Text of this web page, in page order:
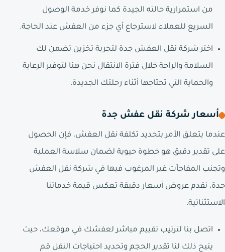
من استمرارية حالته الجيدة كما نوفر خدمة الوصول
السريع للعملاء لاسترجاع أي جزء من العفش عند الحاجة.
اختر شركة نقل العفش جدة لتجربة تخزين تضمن لك
السلامة والراحة خلال فترة الانتقال نحن هنا لتوفير الرعاية
والحماية التي تحتاجها أثناء رحلتك الجديدة.
أسعار شركة نقل عفش جدة
عندما يتعلق الأمر بتحديد تكلفة نقل العفش، فإن الحصول
على تقدير دقيق هو خطوة حيوية لضمان سلاسة العملية
وتجنب المفاجآت غير المرغوب فيها في شركة نقل العفش
جدة، نقدم عروض أسعار دقيقة تعكس قيمة خدماتنا
الاستثنائية.
اتصل بنا لترتيب تقييم مباشر لعفشك في موقعك، حيث
يتيح ذلك لنا تقدير الحجم وتحديد احتياجات النقل قم